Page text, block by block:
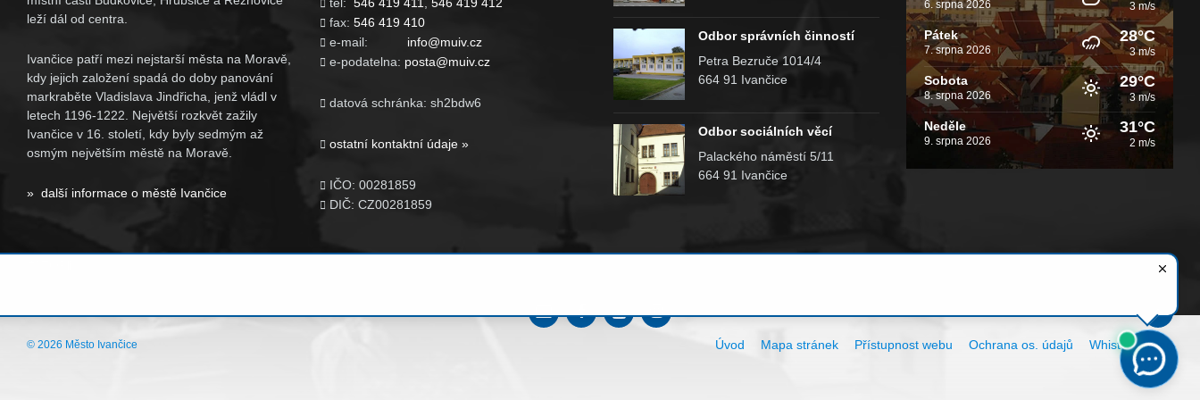
leží dál od centra.
Ivančice patří mezi nejstarší města na Moravě,
kdy jejich založení spadá do doby panování
markraběte Vladislava Jindřicha, jenž vládl v
letech 1196-1222. Největší rozkvět zažily
Ivančice v 16. století, kdy byly sedmým až
osmým největším městě na Moravě.
» další informace o městě Ivančice

 fax:546 419 410
 e-mail: info@muiv.cz
 e-podatelna: posta@muiv.cz
 datová schránka: sh2bdw6
 ostatní kontaktní údaje »
 IČO: 00281859
 DIČ: CZ00281859
Odbor správních činností
Petra Bezruče 1014/4
664 91 Ivančice
Odbor sociálních věcí
Palackého náměstí 5/11
664 91 Ivančice
6. srpna 2026 3 m/s
Pátek
7. srpna 2026
28°C
3 m/s
Sobota
8. srpna 2026
29°C
3 m/s
Neděle
9. srpna 2026
31°C
2 m/s
Úvod Mapa stránek Přístupnost webu Ochrana os. údajů
Whistleblowing
Cookies
© 2026 Město Ivančice